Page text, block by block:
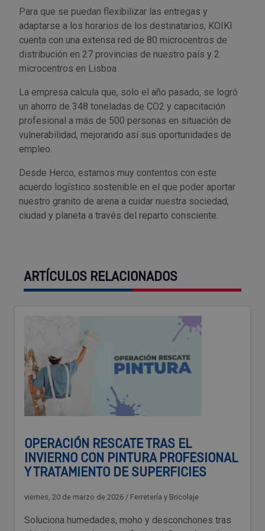
Para que se puedan flexibilizar las entregas y
adaptarse a los horarios de los destinatarios, KOIKI
cuenta con una extensa red de 80 microcentros de
distribución en 27 provincias de nuestro país y 2
microcentros en Lisboa.
La empresa calcula que, solo el año pasado, se logró
un ahorro de 348 toneladas de CO2 y capacitación
profesional a más de 500 personas en situación de
vulnerabilidad, mejorando así sus oportunidades de
empleo.
Desde Herco, estamos muy contentos con este
acuerdo logístico sostenible en el que poder aportar
nuestro granito de arena a cuidar nuestra sociedad,
ciudad y planeta a través del reparto consciente.
ARTÍCULOS RELACIONADOS
OPERACIÓN RESCATE TRAS EL
INVIERNO CON PINTURA PROFESIONAL
Y TRATAMIENTO DE SUPERFICIES
viernes, 20 de marzo de 2026 / Ferretería y Bricolaje
Soluciona humedades, moho y desconchones tras